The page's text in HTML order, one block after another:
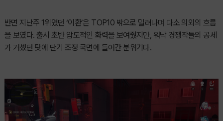
반면 지난주 1위였던 ‘이환’은 TOP10 밖으로 밀려나며 다소 의외의 흐름
을 보였다. 출시 초반 압도적인 화력을 보여줬지만, 워낙 경쟁작들의 공세
가 거셌던 탓에 단기 조정 국면에 들어간 분위기다.